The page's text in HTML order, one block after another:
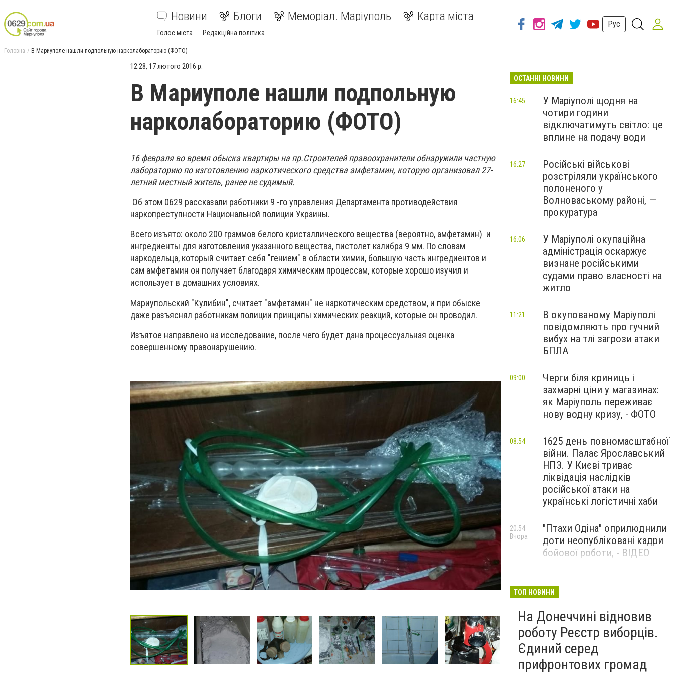
Новини Блоги Меморіал. Маріуполь Карта міста
Голос міста Редакційна політика
Рус
Головна В Мариуполе нашли подпольную нарколабораторию (ФОТО)
12:28, 17 лютого 2016 р.
В Мариуполе нашли подпольную
нарколабораторию (ФОТО)
16 февраля во время обыска квартиры на пр.Строителей правоохранители обнаружили частную
лабораторию по изготовлению наркотического средства амфетамин, которую организовал 27-
летний местный житель, ранее не судимый.
Об этом 0629 рассказали работники 9 -го управления Департамента противодействия
наркопреступности Национальной полиции Украины.
Всего изъято: около 200 граммов белого кристаллического вещества (вероятно, амфетамин) и
ингредиенты для изготовления указанного вещества, пистолет калибра 9 мм. По словам
наркодельца, который считает себя "гением" в области химии, большую часть ингредиентов и
сам амфетамин он получает благодаря химическим процессам, которые хорошо изучил и
использует в домашних условиях.
Мариупольский "Кулибин", считает "амфетамин" не наркотическим средством, и при обыске
даже разъяснял работникам полиции принципы химических реакций, которые он проводил.
Изъятое направлено на исследование, после чего будет дана процессуальная оценка
совершенному правонарушению.
ОСТАННІ НОВИНИ
У Маріуполі щодня на
чотири години
відключатимуть світло: це
вплине на подачу води
16:45
Російські військові
розстріляли українського
полоненого у
Волноваському районі, —
прокуратура
16:27
У Маріуполі окупаційна
адміністрація оскаржує
визнане російськими
судами право власності на
житло
16:06
В окупованому Маріуполі
повідомляють про гучний
вибух на тлі загрози атаки
БПЛА
11:21
Черги біля криниць і
захмарні ціни у магазинах:
як Маріуполь переживає
нову водну кризу, - ФОТО
09:00
1625 день повномасштабної
війни. Палає Ярославський
НПЗ. У Києві триває
ліквідація наслідків
російської атаки на
українські логістичні хаби
08:54
"Птахи Одіна" оприлюднили
доти неопубліковані кадри
бойової роботи, - ВІДЕО
20:54
Вчора
Бєдняков зіграє тата
новому українському
фільмі, - ФОТО
Вчора
ТОП НОВИНИ
На Донеччині відновив
роботу Реєстр виборців.
Єдиний серед
прифронтових громад